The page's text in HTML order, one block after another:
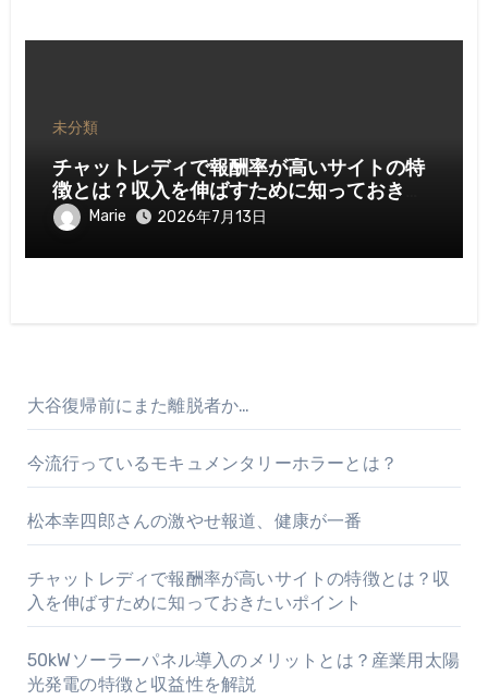
未分類
チャットレディで報酬率が高いサイトの特
徴とは？収入を伸ばすために知っておきた
いポイント
Marie 2026年7月13日
大谷復帰前にまた離脱者か…
今流行っているモキュメンタリーホラーとは？
松本幸四郎さんの激やせ報道、健康が一番
チャットレディで報酬率が高いサイトの特徴とは？収
入を伸ばすために知っておきたいポイント
50kWソーラーパネル導入のメリットとは？産業用太陽
光発電の特徴と収益性を解説